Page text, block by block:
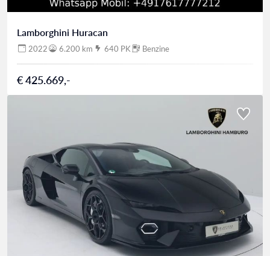
Lamborghini Huracan
2022 6.200 km 640 PK Benzine
€ 425.669,-